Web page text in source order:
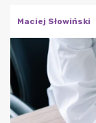
Maciej Słowiński